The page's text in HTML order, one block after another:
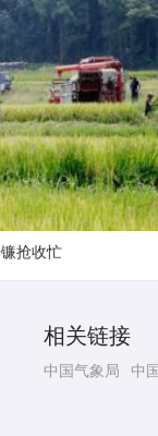
抢收忙
相关链接
中国气象局 中